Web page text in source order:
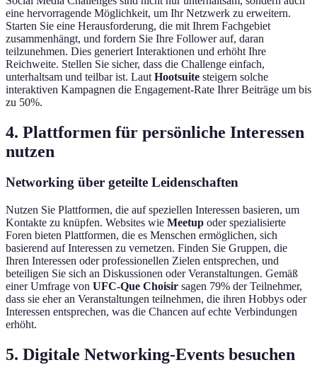
eine hervorragende Möglichkeit, um Ihr Netzwerk zu erweitern.
Starten Sie eine Herausforderung, die mit Ihrem Fachgebiet
zusammenhängt, und fordern Sie Ihre Follower auf, daran
teilzunehmen. Dies generiert Interaktionen und erhöht Ihre
Reichweite. Stellen Sie sicher, dass die Challenge einfach,
unterhaltsam und teilbar ist. Laut Hootsuite steigern solche
interaktiven Kampagnen die Engagement-Rate Ihrer Beiträge um bis
zu 50%.
4. Plattformen für persönliche Interessen
nutzen
Networking über geteilte Leidenschaften
Nutzen Sie Plattformen, die auf speziellen Interessen basieren, um
Kontakte zu knüpfen. Websites wie Meetup oder spezialisierte
Foren bieten Plattformen, die es Menschen ermöglichen, sich
basierend auf Interessen zu vernetzen. Finden Sie Gruppen, die
Ihren Interessen oder professionellen Zielen entsprechen, und
beteiligen Sie sich an Diskussionen oder Veranstaltungen. Gemäß
einer Umfrage von UFC-Que Choisir sagen 79% der Teilnehmer,
dass sie eher an Veranstaltungen teilnehmen, die ihren Hobbys oder
Interessen entsprechen, was die Chancen auf echte Verbindungen
erhöht.
5. Digitale Networking-Events besuchen